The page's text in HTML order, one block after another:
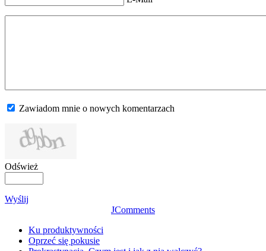
Zawiadom mnie o nowych komentarzach
Odśwież
Wyślij
JComments
Ku produktywności
Oprzeć się pokusie